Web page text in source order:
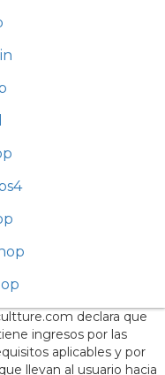
declara que
ingresos por las
aplicables y por
llevan al usuario hacia